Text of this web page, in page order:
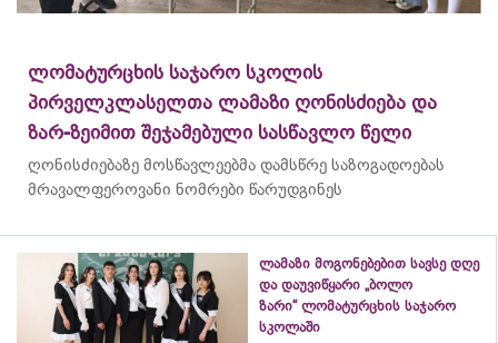
ლომატურცხის საჯარო სკოლის
პირველკლასელთა ლამაზი ღონისძიება და
ზარ-ზეიმით შეჯამებული სასწავლო წელი
ღონისძიებაზე მოსწავლეებმა დამსწრე საზოგადოებას
მრავალფეროვანი ნომრები წარუდგინეს
ლამაზი მოგონებებით სავსე დღე
და დაუვიწყარი „ბოლო
ზარი“ ლომატურცხის საჯარო
სკოლაში